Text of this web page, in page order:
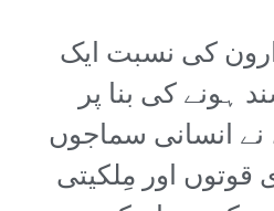
کی نسبت ایک
ہونے کی بنا پر
انسانی سماجوں
قوتوں اور مِلکیتی